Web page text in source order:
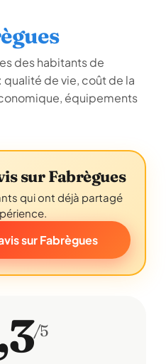
des habitants de
qualité de vie, coût de la
équipements
sur Fabrègues
qui ont déjà partagé
sur Fabrègues
/5